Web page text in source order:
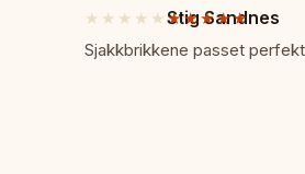
📏
★★★★★ ★★★★★
5
av
Stig Sandnes
Sjakkbrikkene passet